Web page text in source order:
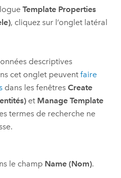
Template Properties
, cliquez sur l’onglet latéral
descriptives
cet onglet peuvent faire
dans les fenêtres Create
et Manage Template
termes de recherche ne
le champ Name (Nom).